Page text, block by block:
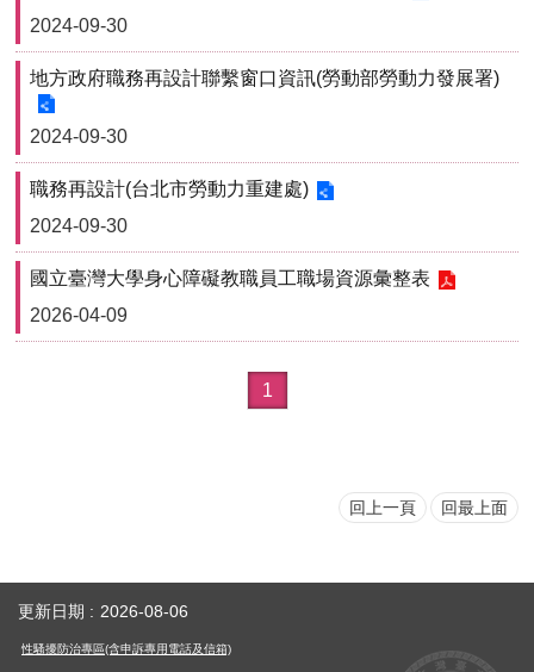
2024-09-30
地方政府職務再設計聯繫窗口資訊(勞動部勞動力發展署)
2024-09-30
職務再設計(台北市勞動力重建處)
2024-09-30
國立臺灣大學身心障礙教職員工職場資源彙整表
2026-04-09
1
回上一頁 回最上面
更新日期 2026-08-06
性騷擾防治專區(含申訴專用電話及信箱)